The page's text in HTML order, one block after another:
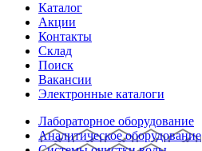
Каталог
Акции
Контакты
Склад
Поиск
Вакансии
Электронные каталоги
Лабораторное оборудование
Аналитическое оборудование